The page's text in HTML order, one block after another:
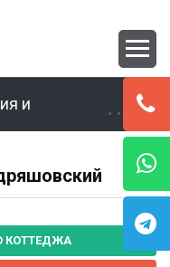
и
КОТТЕДЖА